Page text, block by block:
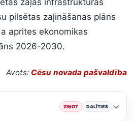
pilsētas zaļināšanas plāns
aprites ekonomikas
2026-2030.
Avots: Cēsu novada pašvaldība
ZIŅOT DALĪTIES